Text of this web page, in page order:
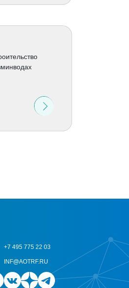
+7 495 775 22 03
INF@AOTRF.RU